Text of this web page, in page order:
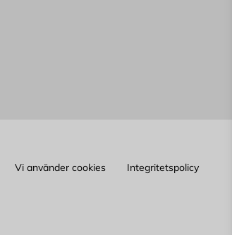
Vi använder cookies Integritetspolicy